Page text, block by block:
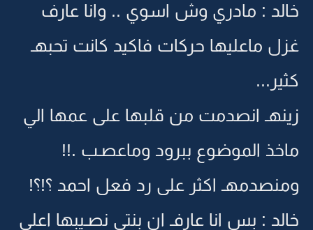
خالد : مادري وش اسوي .. وانا عارف
غزل ماعليها حركات فاكيد كانت تحبهـ
كثير...
زينهـ انصدمت من قلبها على عمها الي
ماخذ الموضوع ببرود وماعصـب .!!
ومنصدمهـ اكثر على رد فعل احمد ؟!؟!
خالد : بس انا عارفـ ان بنتي نصـيبها اعلى